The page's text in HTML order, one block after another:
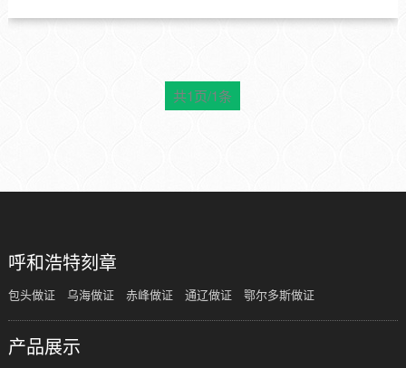
共1页/1条
呼和浩特刻章
包头做证 乌海做证 赤峰做证 通辽做证 鄂尔多斯做证
产品展示